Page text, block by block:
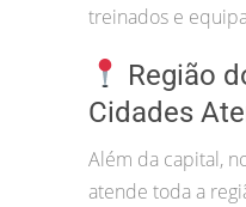
treinados e
Região
Cidades
Além da capital,
atende toda a